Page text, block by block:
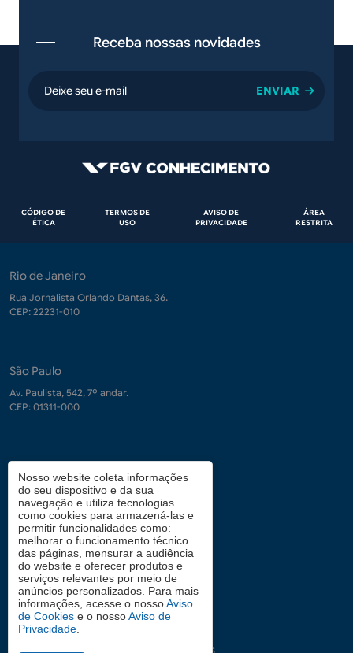
Receba nossas novidades
email
Rodapé
CÓDIGO DE
ÉTICA
TERMOS DE
USO
AVISO DE
PRIVACIDADE
ÁREA
RESTRITA
Rio de Janeiro
Rua Jornalista Orlando Dantas, 36.
CEP: 22231-010
São Paulo
Av. Paulista, 542, 7º andar.
CEP: 01311-000
Contrate-nos
demanda.conhecimento@fgv.br
+ 55 (21) 3799-6066
Atendimento aos candidatos
0800 2834628
Siga nas redes
Nosso website coleta informações
do seu dispositivo e da sua
navegação e utiliza tecnologias
como cookies para armazená-las e
permitir funcionalidades como:
melhorar o funcionamento técnico
das páginas, mensurar a audiência
do website e oferecer produtos e
serviços relevantes por meio de
anúncios personalizados. Para mais
informações, acesse o nossoAviso
de Cookies e o nossoAviso de
Privacidade